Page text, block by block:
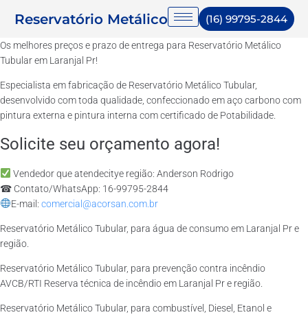
Reservatório Metálico (16) 99795-2844
Os melhores preços e prazo de entrega para Reservatório Metálico
Tubular em Laranjal Pr!
Especialista em fabricação de Reservatório Metálico Tubular,
desenvolvido com toda qualidade, confeccionado em aço carbono com
pintura externa e pintura interna com certificado de Potabilidade.
Solicite seu orçamento agora!
Vendedor que atendecitye região: Anderson Rodrigo
☎ Contato/WhatsApp: 16-99795-2844
E-mail: comercial@acorsan.com.br
Reservatório Metálico Tubular, para água de consumo em Laranjal Pr e
região.
Reservatório Metálico Tubular, para prevenção contra incêndio
AVCB/RTI Reserva técnica de incêndio em Laranjal Pr e região.
Reservatório Metálico Tubular, para combustível, Diesel, Etanol e